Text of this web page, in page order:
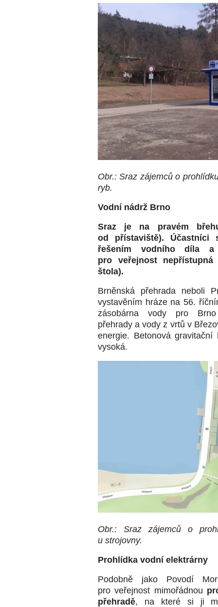
Obr.: Sraz zájemců o
ryb.
Vodní nádrž Brno
Sraz je na pravém
od přístaviště). Účastníci
řešením vodního díla
pro veřejnost
štola).
Brněnská přehrada neboli
vystavěním hráze na 56.
zásobárna vody pro
přehrady a vody z vrtů v
energie. Betonová
vysoká.
Obr.: Sraz zájemců o
u strojovny.
Prohlídka vodní elektrárny
Podobně jako Povodí
pro veřejnost mimořádnou
přehradě, na které si ji